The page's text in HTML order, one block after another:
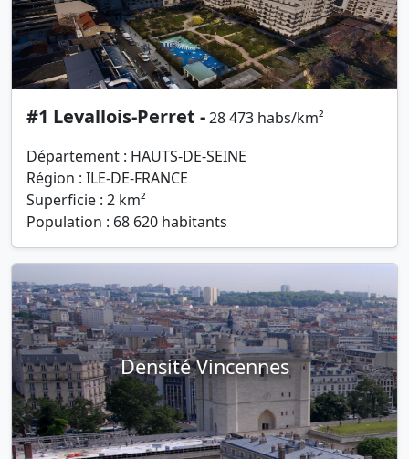
#1 Levallois-Perret -28 473 habs/km²
Département : HAUTS-DE-SEINE
Région : ILE-DE-FRANCE
Superficie : 2 km²
Population : 68 620 habitants
Densité Vincennes